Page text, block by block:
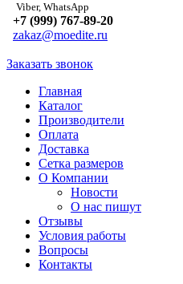
Viber, WhatsApp
+7 (999) 767-89-20
zakaz@moedite.ru
Заказать звонок
Главная
Каталог
Производители
Оплата
Доставка
Сетка размеров
О Компании
Новости
О нас пишут
Отзывы
Условия работы
Вопросы
Контакты